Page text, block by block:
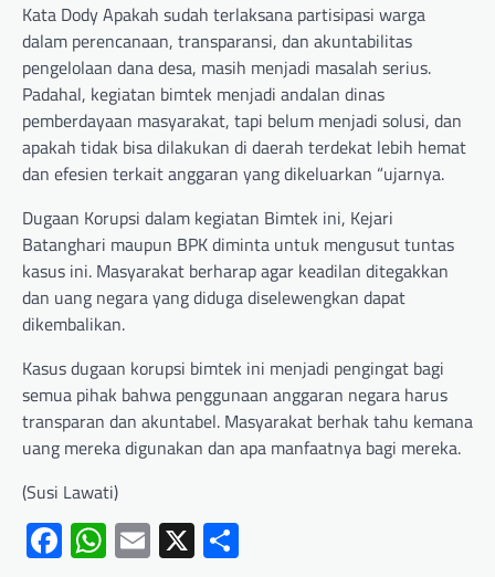
Kata Dody Apakah sudah terlaksana partisipasi warga
dalam perencanaan, transparansi, dan akuntabilitas
pengelolaan dana desa, masih menjadi masalah serius.
Padahal, kegiatan bimtek menjadi andalan dinas
pemberdayaan masyarakat, tapi belum menjadi solusi, dan
apakah tidak bisa dilakukan di daerah terdekat lebih hemat
dan efesien terkait anggaran yang dikeluarkan “ujarnya.
Dugaan Korupsi dalam kegiatan Bimtek ini, Kejari
Batanghari maupun BPK diminta untuk mengusut tuntas
kasus ini. Masyarakat berharap agar keadilan ditegakkan
dan uang negara yang diduga diselewengkan dapat
dikembalikan.
Kasus dugaan korupsi bimtek ini menjadi pengingat bagi
semua pihak bahwa penggunaan anggaran negara harus
transparan dan akuntabel. Masyarakat berhak tahu kemana
uang mereka digunakan dan apa manfaatnya bagi mereka.
(Susi Lawati)
Facebook
WhatsApp
Email
X